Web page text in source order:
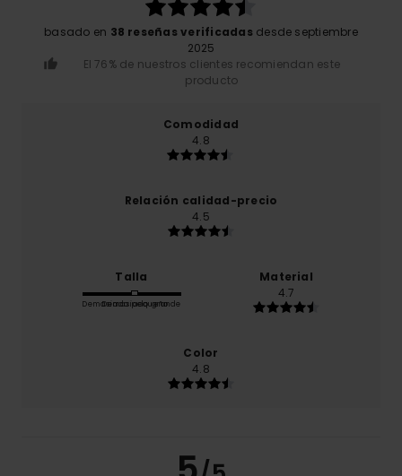
basado en 38 reseñas verificadas desde septiembre
2025
El 76% de nuestros clientes recomiendan este
producto
Comodidad
4.8
Relación calidad-precio
4.5
Talla
Demasiado pequeño
Demasiado grande
Material
4.7
Color
4.8